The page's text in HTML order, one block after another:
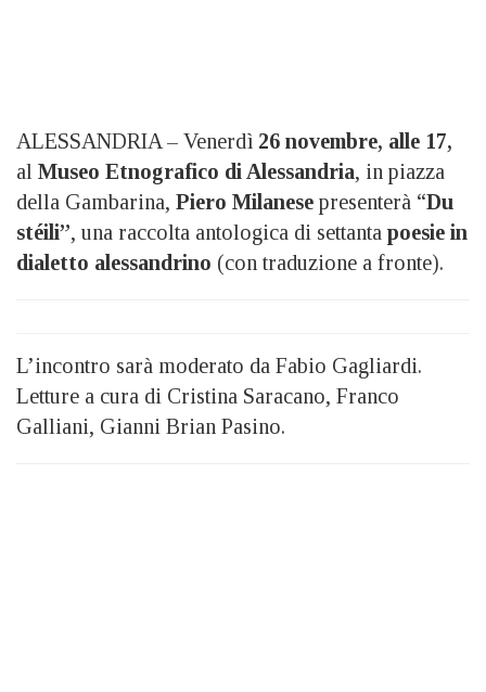
ALESSANDRIA – Venerdì 26 novembre, alle 17,
al Museo Etnografico di Alessandria, in piazza
della Gambarina, Piero Milanese presenterà “Du
stéili”, una raccolta antologica di settanta poesie in
dialetto alessandrino (con traduzione a fronte).
L’incontro sarà moderato da Fabio Gagliardi.
Letture a cura di Cristina Saracano, Franco
Galliani, Gianni Brian Pasino.